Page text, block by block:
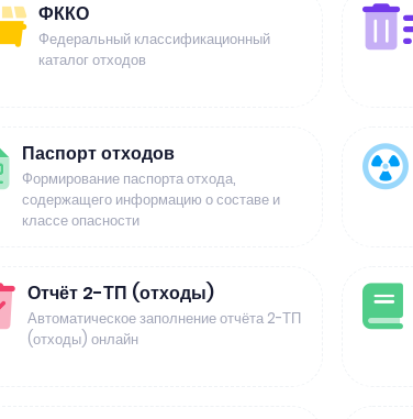
ФККО
Федеральный классификационный
каталог отходов
Паспорт отходов
Формирование паспорта отхода,
содержащего информацию о составе и
классе опасности
Отчёт 2-ТП (отходы)
Автоматическое заполнение отчёта 2-ТП
(отходы) онлайн